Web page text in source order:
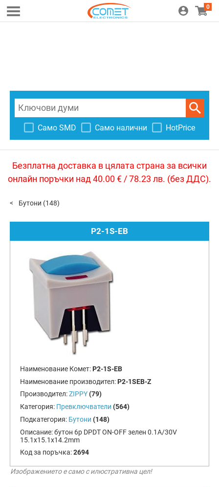
0
Само SMD Само налични HotPrice
Безплатна доставка в цялата страна за всички
онлайн поръчки над 40.00 € / 78.23 лв. (без ДДС).
Бутони (148)
P2-1S-EB
Наименование Комет: P2-1S-EB
Наименование производител: P2-1SEB-Z
Производител:ZIPPY (79)
Категория: Превключватели (564)
Подкатегория: Бутони (148)
Описание:бутон 6p DPDT ON-OFF зелен 0.1A/30V
15.1x15.1x14.2mm
Код за поръчка:2694
Изображението е само с илюстративна цел!